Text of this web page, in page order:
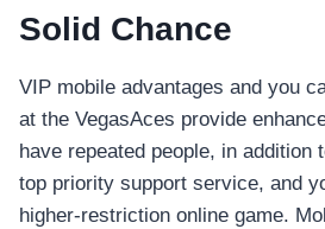
Solid Chance
VIP mobile advantages and you
at the VegasAces provide
have repeated people, in addition
top priority support service, and
higher-restriction online game.